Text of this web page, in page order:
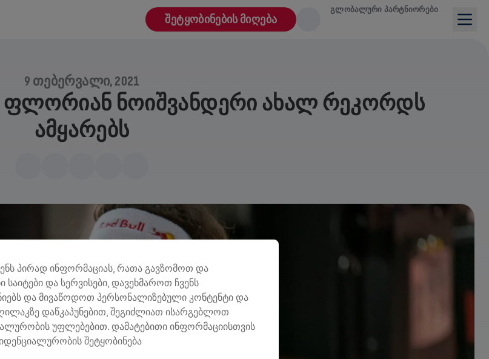
ᲨᲔᲢᲧᲝᲑᲘᲜᲔᲑᲘᲡ ᲛᲘᲦᲔᲑᲐ
ᲒᲚᲝᲑᲐᲚᲣᲠᲘ ᲞᲐᲠᲢᲜᲘᲝᲠᲔᲑᲘ
9 ᲗᲔᲑᲔᲠᲕᲐᲚᲘ, 2021
ᲤᲚᲝᲠᲘᲐᲜ ᲜᲝᲘᲨᲕᲐᲜᲓᲔᲠᲘ ᲐᲮᲐᲚ ᲠᲔᲙᲝᲠᲓᲡ
ᲐᲛᲧᲐᲠᲔᲑᲡ
პირად ინფორმაციას, რათა გავზომოთ და
საიტები და სერვისები, დავეხმაროთ ჩვენს
და მივაწოდოთ პერსონალიზებული კონტენტი და
დაწკაპუნებით, შეგიძლიათ ისარგებლოთ
უფლებებით. დამატებითი ინფორმაციისთვის
შეტყობინება